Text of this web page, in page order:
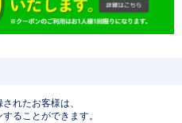
れたお客様は、
ることができます。